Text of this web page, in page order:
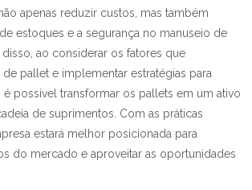
apenas reduzir custos, mas também
estoques e a segurança no manuseio de
ao considerar os fatores que
pallet e implementar estratégias para
é possível transformar os pallets em um ativo
de suprimentos. Com as práticas
estará melhor posicionada para
do mercado e aproveitar as oportunidades